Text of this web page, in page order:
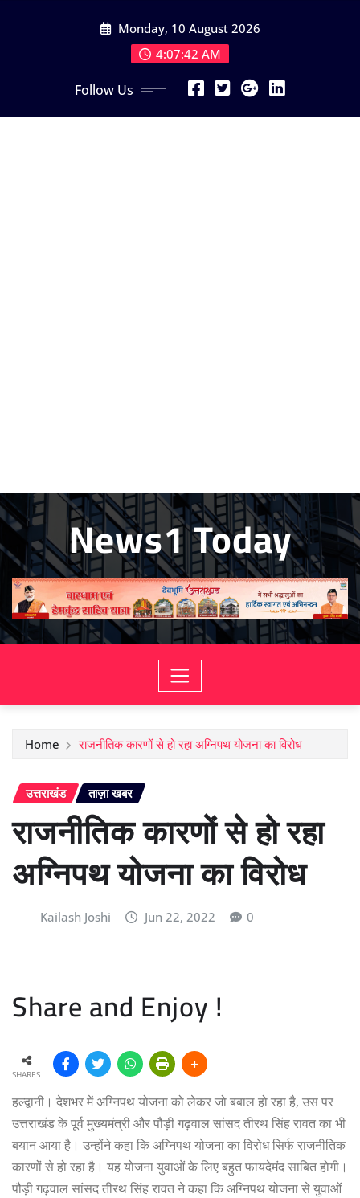
Monday, 10 August 2026
4:07:43 AM
Follow Us
News1 Today
Home राजनीतिक कारणों से हो रहा अग्निपथ योजना का विरोध
उत्तराखंड ताज़ा खबर
राजनीतिक कारणों से हो रहा
अग्निपथ योजना का विरोध
Kailash Joshi Jun 22, 2022 0
Share and Enjoy !
SHARES
हल्द्वानी। देशभर में अग्निपथ योजना को लेकर जो बबाल हो रहा है, उस पर
उत्तराखंड के पूर्व मुख्यमंत्री और पौड़ी गढ़वाल सांसद तीरथ सिंह रावत का भी
बयान आया है। उन्होंने कहा कि अग्निपथ योजना का विरोध सिर्फ राजनीतिक
कारणों से हो रहा है। यह योजना युवाओं के लिए बहुत फायदेमंद साबित होगी।
पौड़ी गढ़वाल सांसद तीरथ सिंह रावत ने कहा कि अग्निपथ योजना से युवाओं